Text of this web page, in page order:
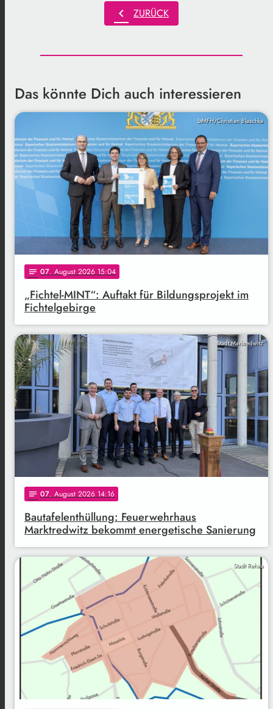
chevron_left ZURÜCK
Das könnte Dich auch interessieren
StMFH/Christian Blaschka
notes 07. August 2026 15:04
„Fichtel-MINT“: Auftakt für Bildungsprojekt im
Fichtelgebirge
Stadt Marktredwitz
notes 07. August 2026 14:16
Bautafelenthüllung: Feuerwehrhaus
Marktredwitz bekommt energetische Sanierung
Stadt Rehau